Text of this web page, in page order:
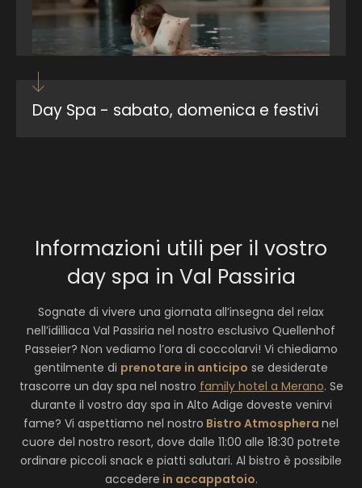
Day Spa - sabato, domenica e festivi
LONGEVITY – DAY SPA | IL MEGLIO PER LA
VOSTRA SALUTE
da 396,00 €| 1 a persona
Un giorno all’insegna della rigenerazione,
dell’innovazione e della salute a lungo termine –
con…
Mostra dettagli
Informazioni utili per il vostro
day spa in Val Passiria
Sognate di vivere una giornata all’insegna del relax
nell’idilliaca Val Passiria nel nostro esclusivo Quellenhof
Passeier? Non vediamo l’ora di coccolarvi! Vi chiediamo
gentilmente di prenotare in anticipo se desiderate
trascorre un day spa nel nostro family hotel a Merano. Se
durante il vostro day spa in Alto Adige doveste venirvi
fame? Vi aspettiamo nel nostro Bistro Atmosphera nel
cuore del nostro resort, dove dalle 11:00 alle 18:30 potrete
ordinare piccoli snack e piatti salutari. Al bistro è possibile
accedere in accappatoio.